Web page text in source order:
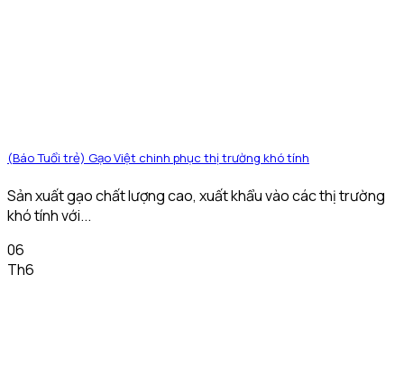
(Báo Tuổi trẻ) Gạo Việt chinh phục thị trường khó tính
Sản xuất gạo chất lượng cao, xuất khẩu vào các thị trường
khó tính với...
06
Th6